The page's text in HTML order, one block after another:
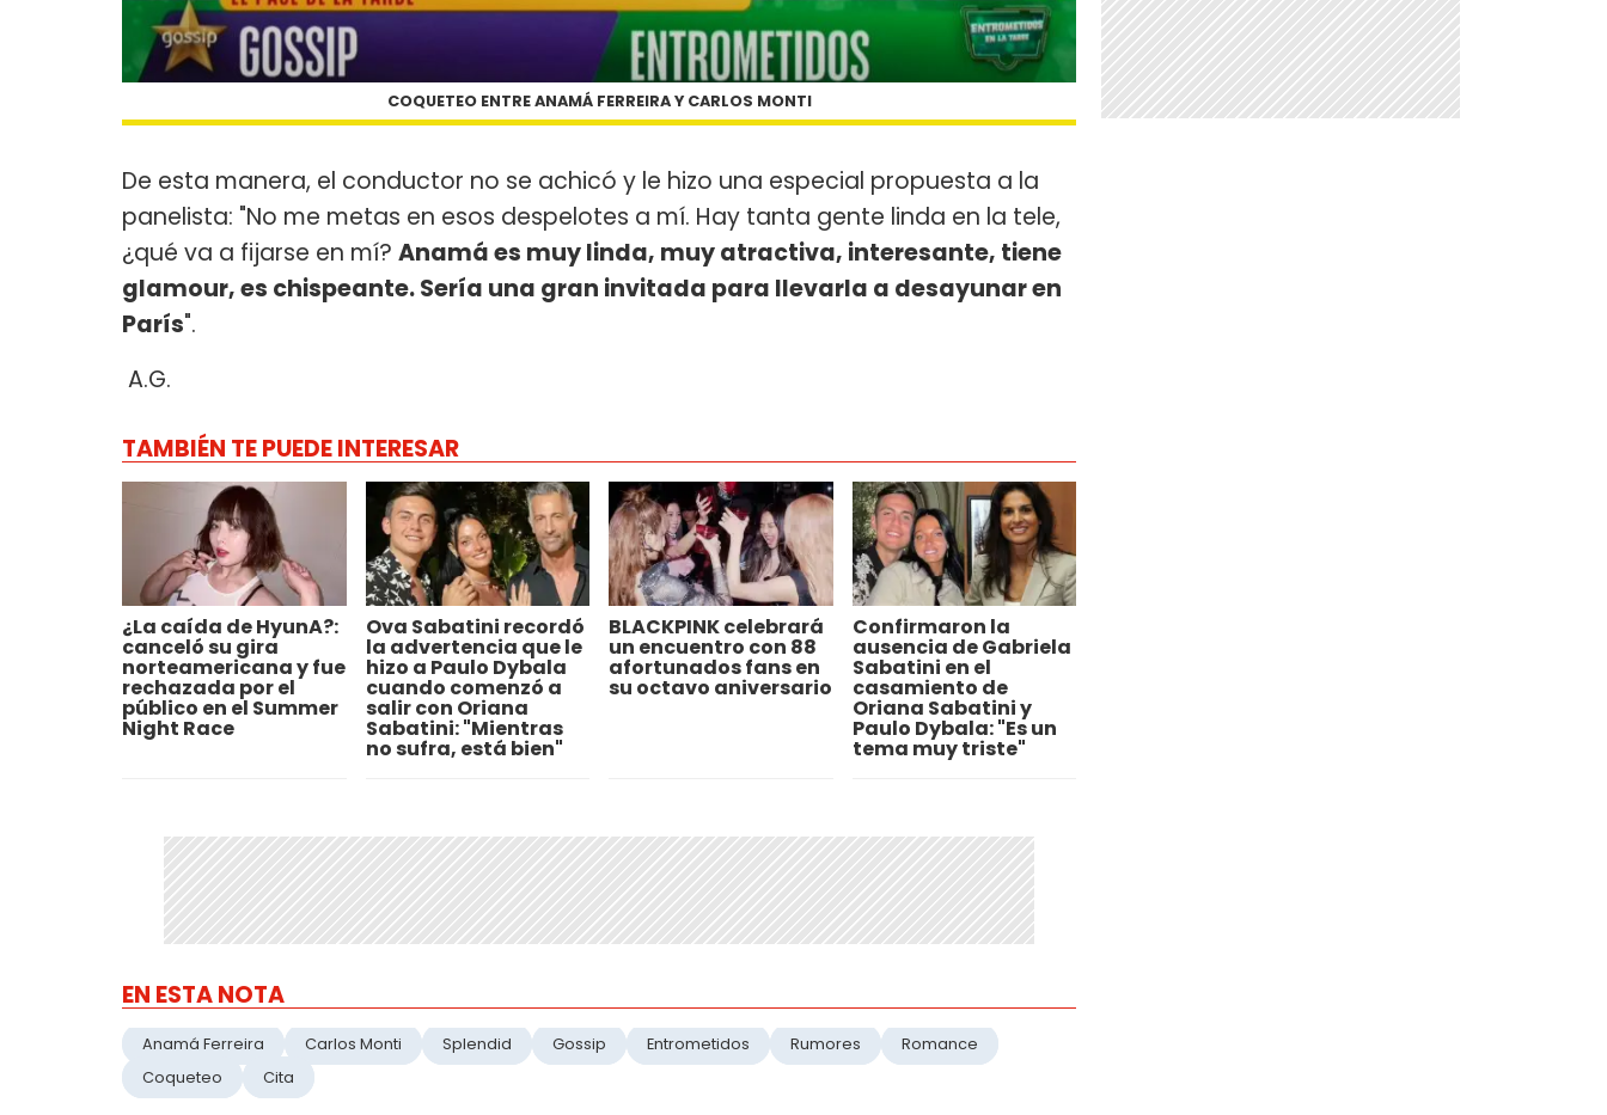
COQUETEO ENTRE ANAMÁ FERREIRA Y CARLOS MONTI
De esta manera, el conductor no se achicó y le hizo una especial propuesta a la
panelista: "No me metas en esos despelotes a mí. Hay tanta gente linda en la tele,
¿qué va a fijarse en mí? Anamá es muy linda, muy atractiva, interesante, tiene
glamour, es chispeante. Sería una gran invitada para llevarla a desayunar en
París".
A.G.
TAMBIÉN TE PUEDE INTERESAR
¿La caída de HyunA?:
canceló su gira
norteamericana y fue
rechazada por el
público en el Summer
Night Race
Ova Sabatini recordó
la advertencia que le
hizo a Paulo Dybala
cuando comenzó a
salir con Oriana
Sabatini: "Mientras
no sufra, está bien"
BLACKPINK celebrará
un encuentro con 88
afortunados fans en
su octavo aniversario
Confirmaron la
ausencia de Gabriela
Sabatini en el
casamiento de
Oriana Sabatini y
Paulo Dybala: "Es un
tema muy triste"
EN ESTA NOTA
Anamá Ferreira Carlos Monti Splendid Gossip Entrometidos Rumores
Romance
Coqueteo
Cita